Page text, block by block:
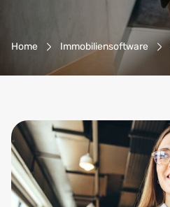
Breadcrumb-Navigation
Home Immobiliensoftware